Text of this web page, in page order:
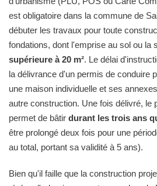
est obligatoire dans la commune de
débuter les travaux pour toute
fondations, dont l'emprise au sol ou la
supérieure à 20 m². Le délai
la délivrance d'un permis de conduire
une maison individuelle et ses
autre construction. Une fois délivré, le
permet de bâtir durant les trois ans
être prolongé deux fois pour une
au total, portant sa validité à 5 ans).
Bien qu'il faille que la construction